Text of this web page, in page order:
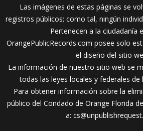
Las imágenes de estas páginas se
registros públicos; como tal, ningún
Pertenecen a la ciudadanía
OrangePublicRecords.com posee solo
el diseño del sitio
La información de nuestro sitio web se
todas las leyes locales y federales de
Para obtener información sobre la
público del Condado de Orange Florida
a: